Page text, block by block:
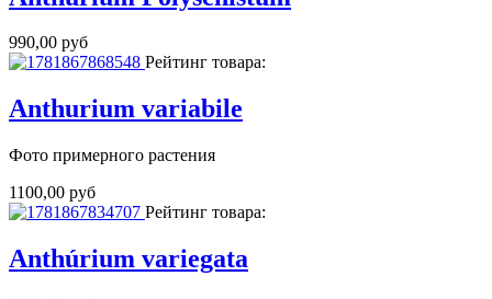
990,00 руб
Рейтинг товара:
Anthurium variabile
Фото примерного растения
1100,00 руб
Рейтинг товара:
Anthúrium variegata